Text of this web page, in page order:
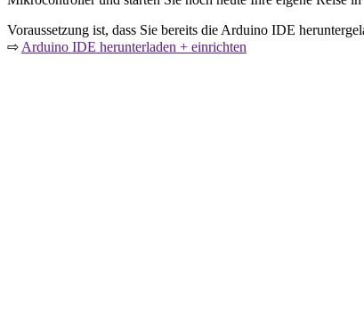
Voraussetzung ist, dass Sie bereits die Arduino IDE
⇨ Arduino IDE herunterladen + einrichten